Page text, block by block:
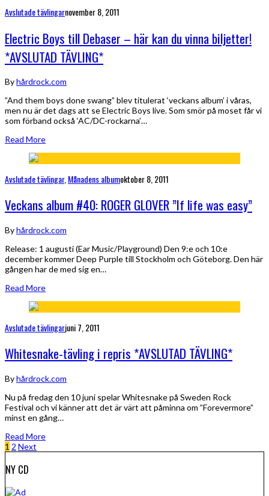
Avslutade tävlingarnovember 8, 2011
Electric Boys till Debaser – här kan du vinna biljetter!
*AVSLUTAD TÄVLING*
Byhårdrock.com
”And them boys done swang” blev titulerat ‘veckans album’ i våras,
men nu är det dags att se Electric Boys live. Som smör på moset får vi
som förband också ‘AC/DC-rockarna’…
Read More
Avslutade tävlingar, Månadens albumoktober 8, 2011
Veckans album #40: ROGER GLOVER ”If life was easy”
Byhårdrock.com
Release: 1 augusti (Ear Music/Playground) Den 9:e och 10:e
december kommer Deep Purple till Stockholm och Göteborg. Den här
gången har de med sig en…
Read More
Avslutade tävlingarjuni 7, 2011
Whitesnake-tävling i repris *AVSLUTAD TÄVLING*
Byhårdrock.com
Nu på fredag den 10 juni spelar Whitesnake på Sweden Rock
Festival och vi känner att det är värt att påminna om ”Forevermore”
minst en gång…
Read More
1 2 Next
NY CD